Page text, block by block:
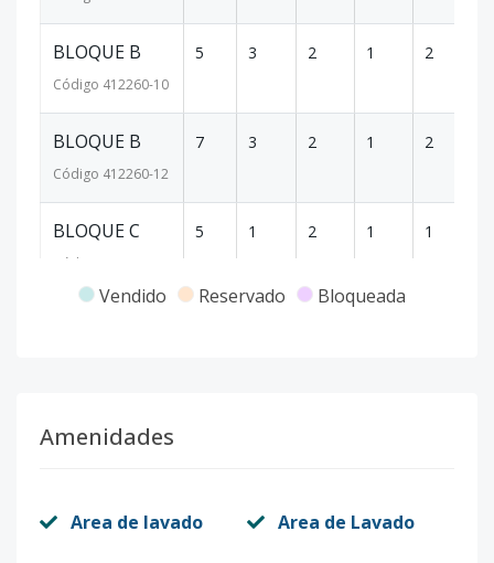
BLOQUE B
Código 412260-10
5 3 2 1 2
BLOQUE B
Código 412260-12
7 3 2 1 2
BLOQUE C
Código
5 1 2 1 1
Código 412260-1
Vendido Reservado Bloqueada
Amenidades
Area de lavado Area de Lavado